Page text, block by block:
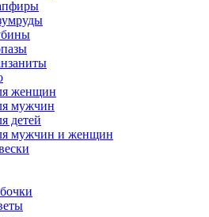
женщин
мужчин
детей
мужчин и женщин